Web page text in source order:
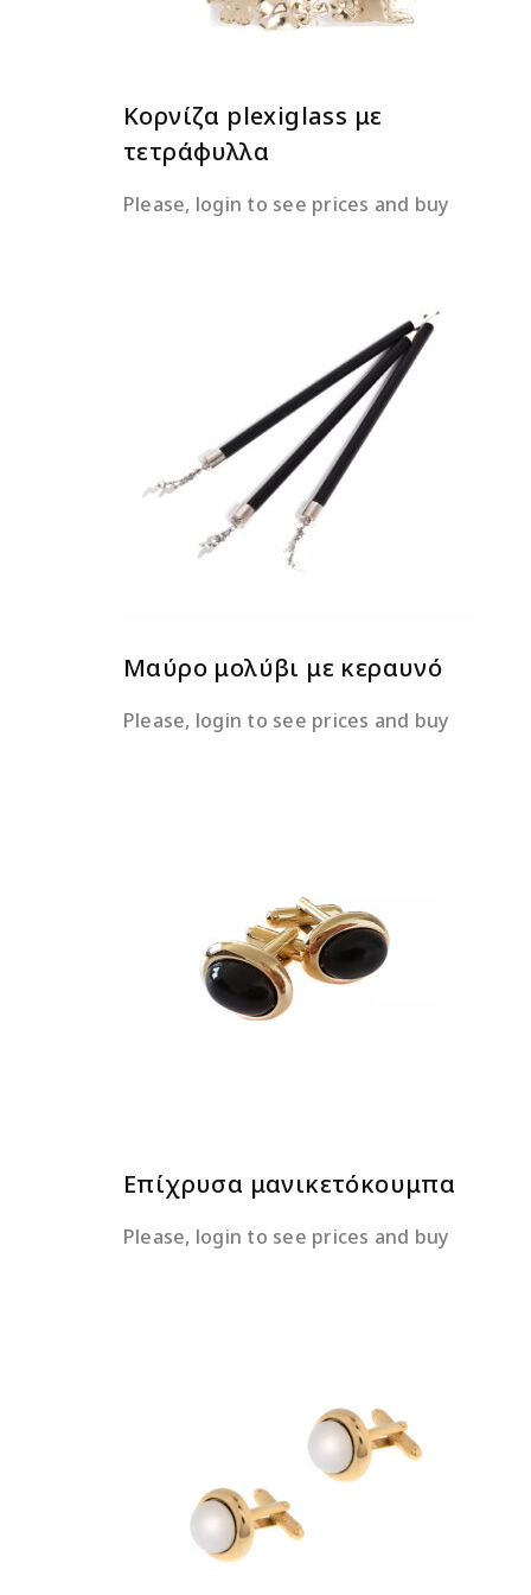
Κορνίζα plexiglass με
τετράφυλλα
Please, login to see prices and buy
ΔΙΑΒΆΣΤΕ ΠΕΡΙΣΣΌΤΕΡΑ
Μαύρο μολύβι με κεραυνό
Please, login to see prices and buy
ΔΙΑΒΆΣΤΕ ΠΕΡΙΣΣΌΤΕΡΑ
Επίχρυσα μανικετόκουμπα
Please, login to see prices and buy
ΔΙΑΒΆΣΤΕ ΠΕΡΙΣΣΌΤΕΡΑ